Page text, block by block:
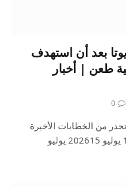
بعد أن استهدف
طعن | أخبار
0
من الخطابات الأخيرة
المناهضة للهجرة.تم النشر بتاريخ 15 يوليو 202615 يوليو